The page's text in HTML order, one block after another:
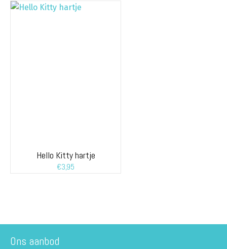
Hello Kitty hartje
€3,95
Ons aanbod